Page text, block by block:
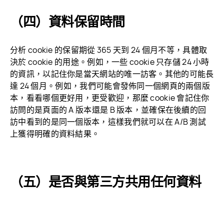
（四）資料保留時間
分析 cookie 的保留期從 365 天到 24 個月不等，具體取
決於 cookie 的用途。例如，一些 cookie 只存儲 24 小時
的資訊，以記住你是當天網站的唯一訪客。其他的可能長
達 24 個月。例如，我們可能會發佈同一個網頁的兩個版
本，看看哪個更好用，更受歡迎，那麼 cookie 會記住你
訪問的是頁面的 A 版本還是 B 版本，並確保在後續的回
訪中看到的是同一個版本，這樣我們就可以在 A/B 測試
上獲得明確的資料結果。
（五）是否與第三方共用任何資料